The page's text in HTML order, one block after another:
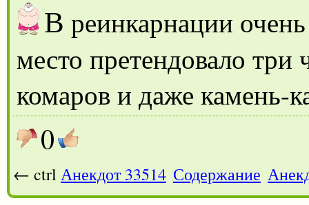
В реинкарнации
место претендовало три
комаров и даже камень-
0
← ctrl Анекдот 33514 Содержание